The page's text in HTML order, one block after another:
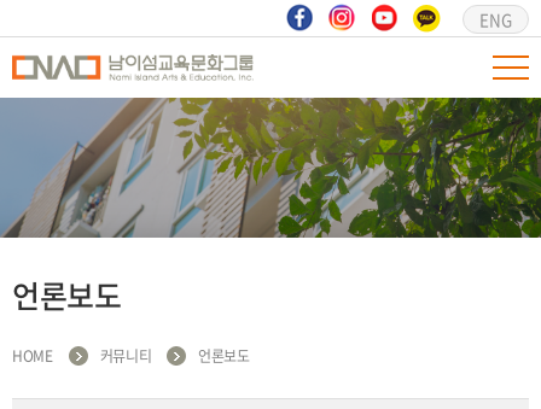
ENG
언론보도
HOME 커뮤니티 언론보도